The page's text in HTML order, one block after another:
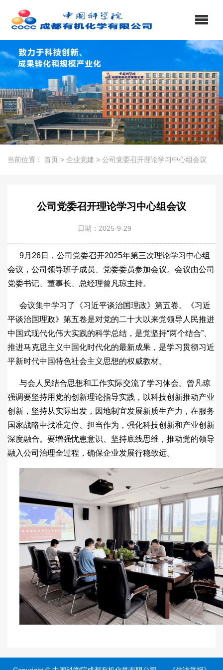
当前位置： 首页 > 企业党建 > 公司党委召开理论学习中心组会议
公司党委召开理论学习中心组会议
日期：2025-9-29
9月26日，公司党委召开2025年第三次理论学习中心组
会议，公司领导班子成员、党委委员参加会议。会议由公司
党委书记、董事长、总经理曾凡琼主持。
会议集中学习了《习近平谈治国理政》第五卷。《习近
平谈治国理政》第五卷是对党的二十大以来党领导人民推进
中国式现代化伟大实践的科学总结，是党坚持“两个结合”、
推进马克思主义中国化时代化的最新成果，是学习贯彻习近
平新时代中国特色社会主义思想的权威教材。
与会人员结合思想和工作实际交流了学习体会。曾凡琼
强调要坚持用党的创新理论指导实践，以科技创新推动产业
创新，坚持从实际出发，因地制宜发展新质生产力，在服务
国家战略中找准定位、担当作为，强化科技创新和产业创新
深度融合。要增强忧患意识、坚持底线思维，推动党的领导
融入公司治理全过程，确保企业发展行稳致远。